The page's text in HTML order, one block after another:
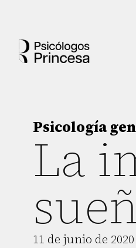
Psicología
La
11 de junio de 2020